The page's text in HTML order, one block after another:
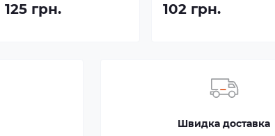
125 грн. 102 грн.
Швидка доставка